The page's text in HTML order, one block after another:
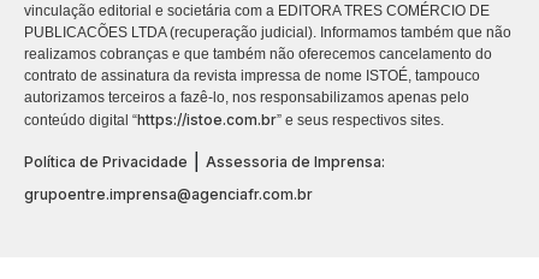
vinculação editorial e societária com a EDITORA TRES COMÉRCIO DE
PUBLICACÕES LTDA (recuperação judicial). Informamos também que não
realizamos cobranças e que também não oferecemos cancelamento do
contrato de assinatura da revista impressa de nome ISTOÉ, tampouco
autorizamos terceiros a fazê-lo, nos responsabilizamos apenas pelo
conteúdo digital “https://istoe.com.br” e seus respectivos sites.
Política de Privacidade
Assessoria de Imprensa:
grupoentre.imprensa@agenciafr.com.br